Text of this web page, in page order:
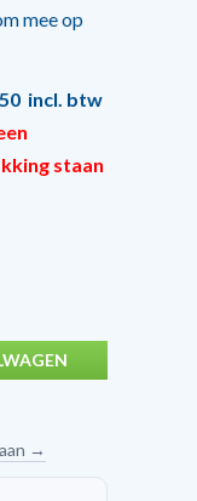
mee op
incl. btw
staan
→